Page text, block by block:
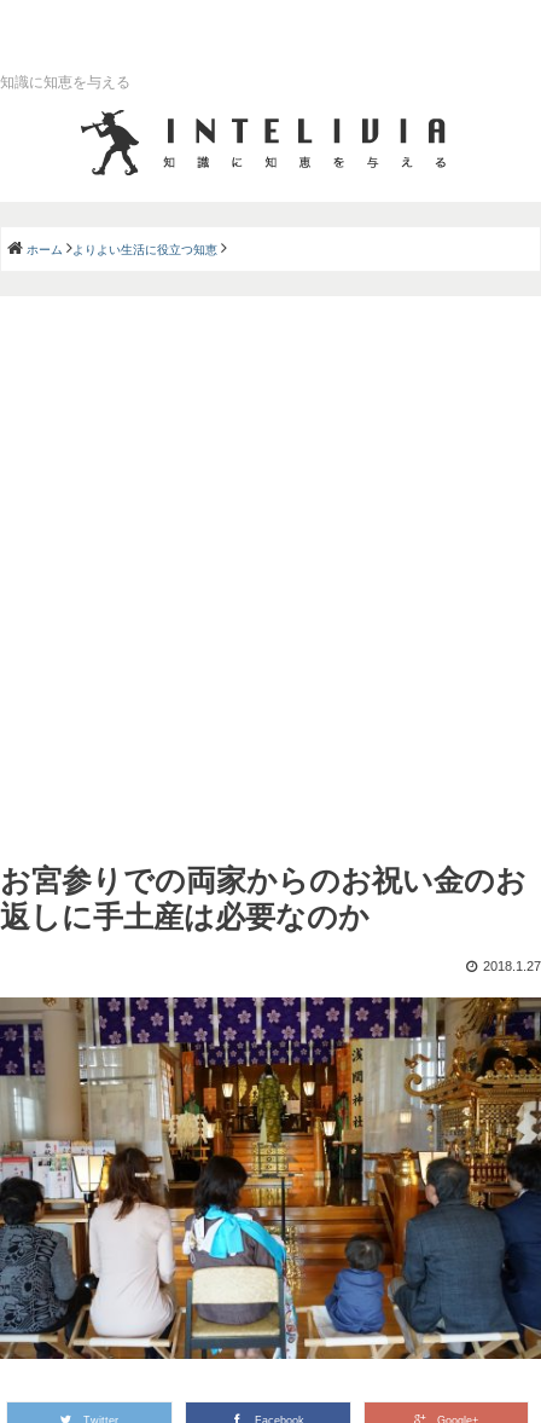
知識に知恵を与える
ホーム よりよい生活に役立つ知恵
お宮参りでの両家からのお祝い金のお
返しに手土産は必要なのか
2018.1.27
Twitter Facebook Google+